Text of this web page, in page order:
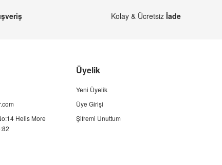
Kolay & Ücretsiz İade
Helis More
Üyelik
Yeni Üyelik
Üye Girişi
Şifremi Unuttum